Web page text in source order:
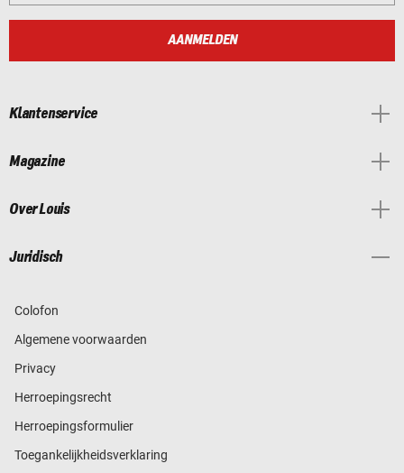
AANMELDEN
Klantenservice
Magazine
Over Louis
Juridisch
Colofon
Algemene voorwaarden
Privacy
Herroepingsrecht
Herroepingsformulier
Toegankelijkheidsverklaring